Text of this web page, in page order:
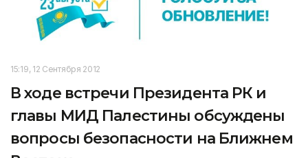
15:19, 12 Сентября 2012
В ходе встречи Президента РК и
главы МИД Палестины обсуждены
вопросы безопасности на Ближнем